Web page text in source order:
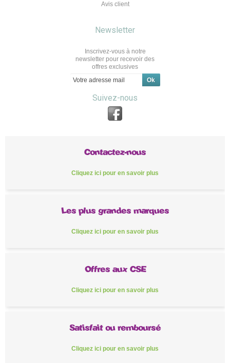
Avis client
Newsletter
Inscrivez-vous à notre
newsletter pour recevoir des
offres exclusives
Suivez-nous
Contactez-nous
Cliquez ici pour en savoir plus
Les plus grandes marques
Cliquez ici pour en savoir plus
Offres aux CSE
Cliquez ici pour en savoir plus
Satisfait ou remboursé
Cliquez ici pour en savoir plus